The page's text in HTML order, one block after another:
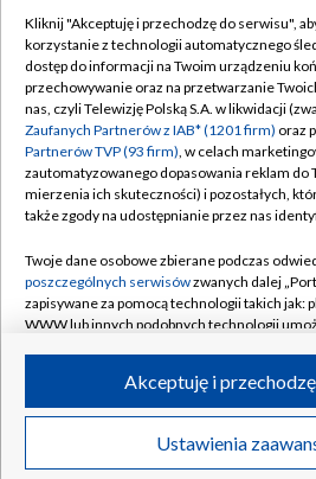
TVP
Abonament TVP
Emisja w TVP
Centrum informacji TVP
Naziemna Telewizja Cyfrowa
Rada Programowa
System NOS
Informacje o nadawcy
Program dla prasy
Ogłoszenie przetargowe
Regulamin
Polityka
Moje
Pomoc
Kontakt
Kanały
©2026 Telewizja Polska
Kliknij "Akceptuję i przechodzę do serwisu",
korzystanie z technologii automatycznego
dostęp do informacji na Twoim urządzeniu
przechowywanie oraz na przetwarzanie
nas, czyli Telewizję Polską S.A. w likwidacji
Zaufanych Partnerów z IAB* (1201 firm) oraz
Partnerów TVP (93 firm), w celach
zautomatyzowanego dopasowania reklam do
mierzenia ich skuteczności) i pozostałych,
także zgody na udostępnianie przez nas
Twoje dane osobowe zbierane podczas
poszczególnych serwisówzwanych dalej
zapisywane za pomocą technologii takich jak:
WWW lub innych podobnych technologii
ruchu w Internecie.
Twoje dane osobowe zbierane podczas
poszczególnych serwisówna Portalu, takie jak
Ustawienia
Akceptuję i